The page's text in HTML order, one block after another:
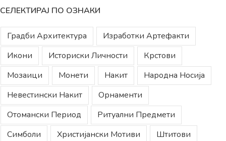
СЕЛЕКТИРАЈ ПО ОЗНАКИ
Градби Архитектура
Изработки Артефакти
Икони
Историски Личности
Крстови
Мозаици
Монети Накит
Народна Носија
Невестински Накит
Орнаменти
Отомански Период
Ритуални Предмети
Симболи
Христијански Мотиви Штитови